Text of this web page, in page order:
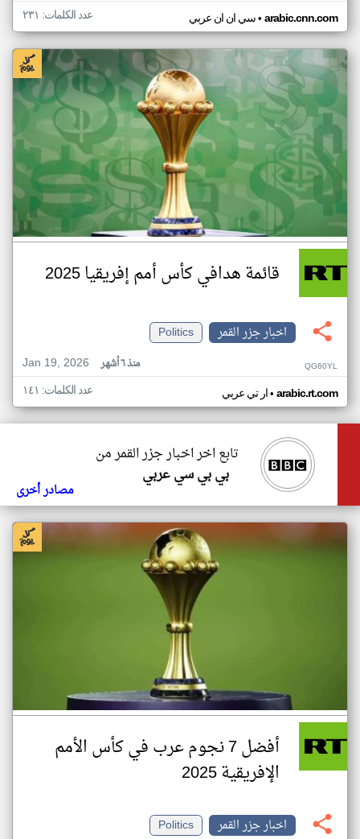
سي ان ان عربي• arabic.cnn.com عدد الكلمات: ٢٣١
قائمة هدافي كأس أمم إفريقيا 2025
اخبار جزر القمر
Politics
Jan 19, 2026
منذ ٦ أشهر QG60YL
ار تي عربي• arabic.rt.com عدد الكلمات: ١٤١
تابع اخر اخبار جزر القمر من
بي بي سي عربي
مصادر أخرى
أفضل 7 نجوم عرب في كأس الأمم
الإفريقية 2025
اخبار جزر القمر
Politics